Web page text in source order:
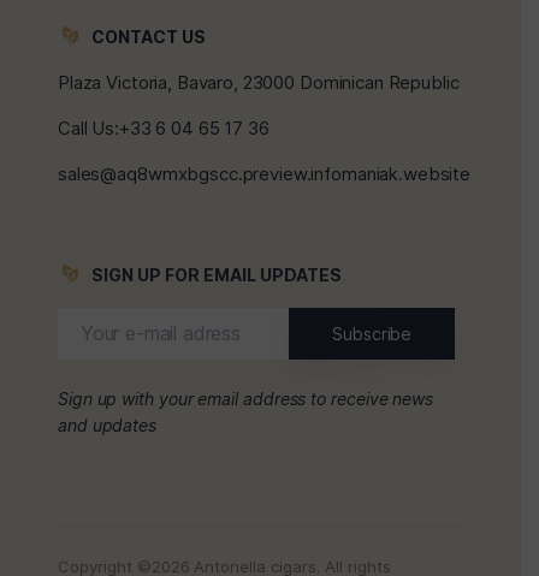
CONTACT US
Plaza Victoria, Bavaro, 23000 Dominican Republic
Call Us:+33 6 04 65 17 36
sales@aq8wmxbgscc.preview.infomaniak.website
SIGN UP FOR EMAIL UPDATES
Sign up with your email address to receive news
and updates
Copyright ©2026 Antonella cigars. All rights